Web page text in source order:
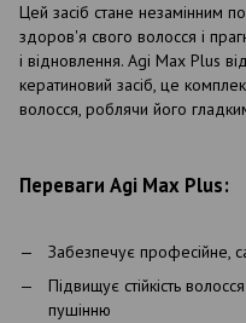
Цей засіб стане незамінним
здоров'я свого волосся і
і відновлення. Agi Max Plus
кератиновий засіб, це
волосся, роблячи його
Переваги Agi Max Plus:
Забезпечує професійне,
Підвищує стійкість
пушінню